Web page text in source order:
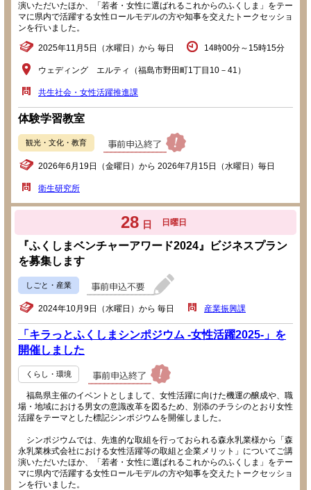
演いただいたほか、「若者・女性に選ばれるこれからのふくしま」をテー
マに県内で活躍する女性ロールモデルの方や知事を交えたトークセッショ
ンを行いました。
2025年11月5日（水曜日）から 毎日 14時00分～15時15分
ウェディング エルティ（福島市野田町1丁目10－41）
共生社会・女性活躍推進課
体験学習教室
観光・文化・教育
2026年6月19日（金曜日）から 2026年7月15日（水曜日）毎日
衛生研究所
28 日 日曜日
『ふくしまベンチャーアワード2024』ビジネスプラン
を募集します
しごと・産業
2024年10月9日（水曜日）から 毎日 産業振興課
「キラっとふくしまシンポジウム -女性活躍2025-」を
開催しました
くらし・環境
福島県主催のイベントとしまして、女性活躍に向けた機運の醸成や、職
場・地域における男女の意識改革を図るため、別添のチラシのとおり女性
活躍をテーマとした標記シンポジウムを開催しました。
シンポジウムでは、先進的な取組を行っておられる森永乳業様から「森
永乳業株式会社における女性活躍等の取組と企業メリット」についてご講
演いただいたほか、「若者・女性に選ばれるこれからのふくしま」をテー
マに県内で活躍する女性ロールモデルの方や知事を交えたトークセッショ
ンを行いました。